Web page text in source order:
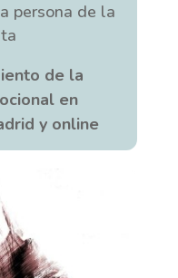
persona de la
de la
en
y online